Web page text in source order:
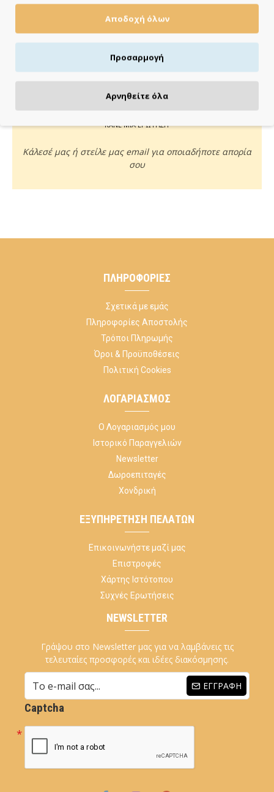
ΠΛΗΡΩΝΕΙΣ ΟΠΩΣ ΘΕΣ
Πιστωτική/χρεωστική κάρτα, αντικαταβολή ή κατάθεση
ΚΑΝΕ ΜΙΑ ΕΡΩΤΗΣΗ
Κάλεσέ μας ή στείλε μας email για οποιαδήποτε απορία
σου
ΠΛΗΡΟΦΟΡΊΕΣ
Σχετικά με εμάς
Πληροφορίες Αποστολής
Τρόποι Πληρωμής
Όροι & Προϋποθέσεις
Πολιτική Cookies
ΛΟΓΑΡΙΑΣΜΌΣ
Ο Λογαριασμός μου
Ιστορικό Παραγγελιών
Newsletter
Δωροεπιταγές
Χονδρική
ΕΞΥΠΗΡΈΤΗΣΗ ΠΕΛΑΤΏΝ
Επικοινωνήστε μαζί μας
Επιστροφές
Χάρτης Ιστότοπου
Συχνές Ερωτήσεις
NEWSLETTER
Γράψου στο Newsletter μας για να λαμβάνεις τις
τελευταίες προσφορές και ιδέες διακόσμησης.
ΕΓΓΡΑΦΉ
Captcha
Αποδοχή όλων
Προσαρμογή
Αρνηθείτε όλα